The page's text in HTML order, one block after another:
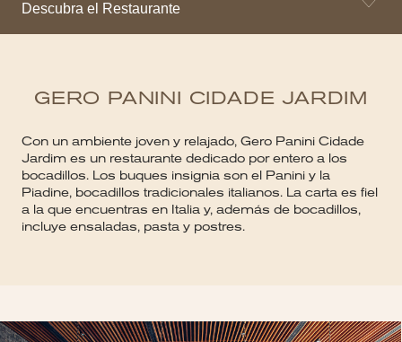
Descubra el Restaurante
GERO PANINI CIDADE JARDIM
Con un ambiente joven y relajado, Gero Panini Cidade
Jardim es un restaurante dedicado por entero a los
bocadillos. Los buques insignia son el Panini y la
Piadine, bocadillos tradicionales italianos. La carta es fiel
a la que encuentras en Italia y, además de bocadillos,
incluye ensaladas, pasta y postres.